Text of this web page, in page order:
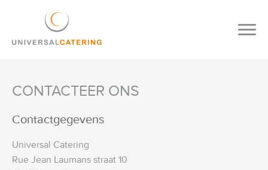
CONTACTEER ONS
Contactgegevens
Universal Catering
Rue Jean Laumans straat 10